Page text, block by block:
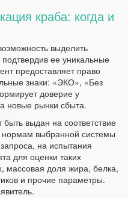
краба: когда и
выделить
ее уникальные
предоставляет право
знаки: «ЭКО», «Без
доверие у
новые рынки сбыта.
выдан на соответствие
выбранной системы
на испытания
для оценки таких
массовая доля жира, белка,
и прочие параметры.